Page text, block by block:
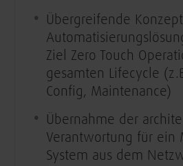
Übergreifende
Ziel Zero Touch
gesamten Lifecycle
Config, Maintenance)
Übernahme der
Verantwortung für ein
System aus dem